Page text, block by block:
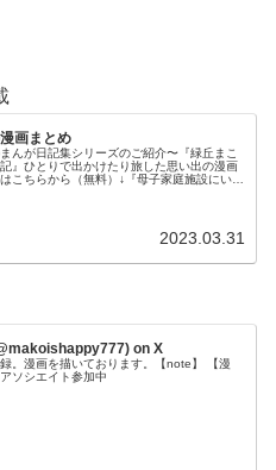
画まとめ
んが日記集シリーズのご紹介〜『緑丘まこ
』ひとりで出かけたり旅した思い出の漫画
こちらから（無料）↓『母子家庭施設にいた
2023.03.31
on X
。漫画を描いております。【note】 【漫
ソシエイト参加中